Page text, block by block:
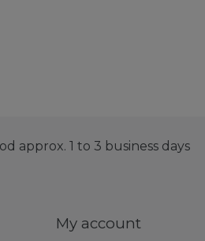
approx. 1 to 3 business days
My account